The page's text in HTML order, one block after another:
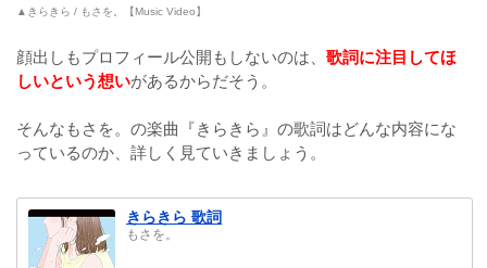
▲きらきら / もさを。【Music Video】
顔出しもプロフィール公開もしないのは、 歌詞に注目してほ
しいという想いがあるからだそう。
そんなもさを。の楽曲『きらきら』の歌詞はどんな内容にな
っているのか、詳しく見ていきましょう。
きらきら 歌詞
もさを。